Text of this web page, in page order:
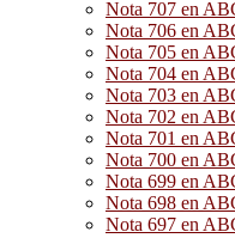
Nota 707 en
Nota 706 en
Nota 705 en
Nota 704 en
Nota 703 en
Nota 702 en
Nota 701 en
Nota 700 en
Nota 699 en
Nota 698 en
Nota 697 en